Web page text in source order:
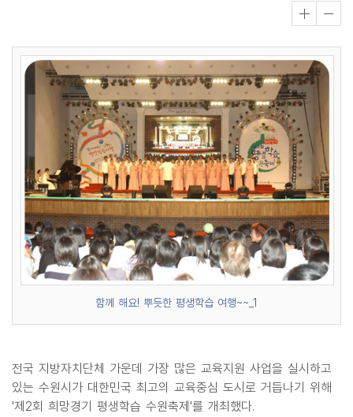
함께 해요! 뿌듯한 평생학습 여행~~_1
전국 지방자치단체 가운데 가장 많은 교육지원 사업을 실시하고
있는 수원시가 대한민국 최고의 교육중심 도시로 거듭나기 위해
'제2회 희망경기 평생학습 수원축제'를 개최했다.